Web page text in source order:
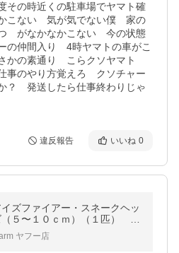
その時近くの駐車場でヤマト確
こない　気が気でない僕　家の
　がなかなかこない　今の状態
の仲間入り　4時ヤマトの車がこ
かの素通り　こらクソヤマト
事のやり方覚えろ　クソチャー
？　発送したら仕事終わりじゃ
違反報告 いいね 0
イズファイアー・スネークヘッ
５〜１０ｃｍ）（１匹） 北
温ヤフー店